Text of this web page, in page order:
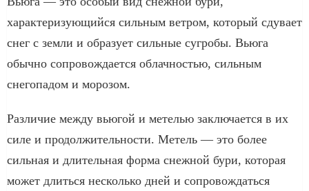
характеризующийся сильным ветром, который сдувает
снег с земли и образует сильные сугробы. Вьюга
обычно сопровождается облачностью, сильным
снегопадом и морозом.
Различие между вьюгой и метелью заключается в их
силе и продолжительности. Метель — это более
сильная и длительная форма снежной бури, которая
может длиться несколько дней и сопровождаться